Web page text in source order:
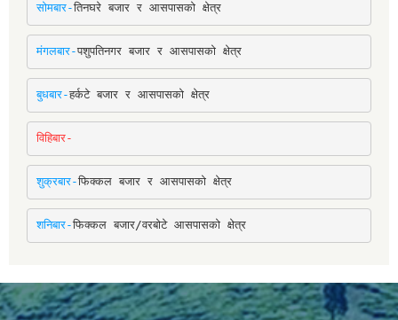
सोमबार-तिनघरे बजार र आसपासको क्षेत्र
मंगलबार-पशुपतिनगर बजार र आसपासको क्षेत्र
बुधबार-हर्कटे बजार र आसपासको क्षेत्र
विहिबार-
शुक्रबार-फिक्कल बजार र आसपासको क्षेत्र
शनिबार-फिक्कल बजार/वरबोटे आसपासको क्षेत्र